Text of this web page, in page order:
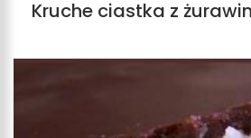
Kruche ciastka z